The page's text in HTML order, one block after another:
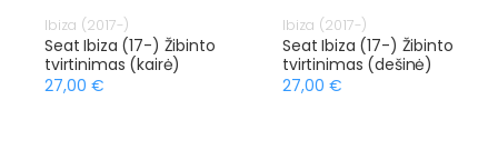
Ibiza (2017-)
Seat Ibiza (17-) Žibinto
tvirtinimas (kairė)
27,00 €
Ibiza (2017-)
Seat Ibiza (17-) Žibinto
tvirtinimas (dešinė)
27,00 €